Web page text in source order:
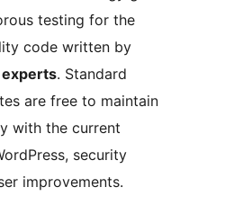
testing for the
code written by
. Standard
are free to maintain
with the current
security
improvements.